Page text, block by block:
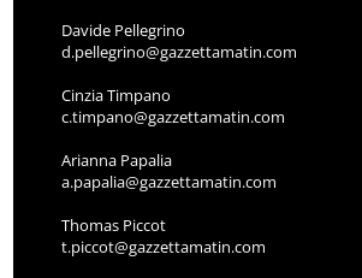
Davide Pellegrino
d.pellegrino@gazzettamatin.com
Cinzia Timpano
c.timpano@gazzettamatin.com
Arianna Papalia
a.papalia@gazzettamatin.com
Thomas Piccot
t.piccot@gazzettamatin.com